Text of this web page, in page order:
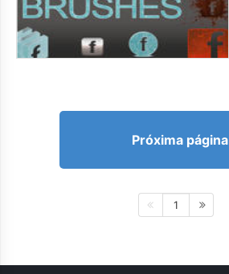
Próxima página
1